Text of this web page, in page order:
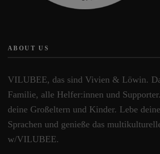
ABOUT US
VILUBEE, das sind Vivien & Löwin.
Familie, alle Helfer:innen und
deine Großeltern und Kinder. Lebe
Sprachen und genieße das
w/VILUBEE.